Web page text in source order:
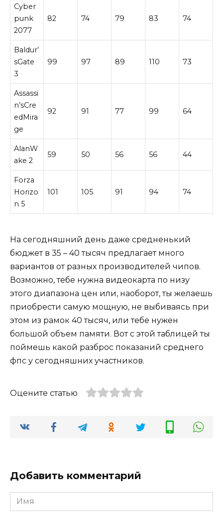
Cyber
punk
2077
82 74 79 83 74
Baldur’
sGate
3
99 97 89 110 73
Assassi
n’sCre
edMira
ge
92 91 77 99 64
AlanW
ake 2
59 50 56 56 44
Forza
Horizo
n 5
101 105 91 94 74
На сегодняшний день даже средненький
бюджет в 35 – 40 тысяч предлагает много
вариантов от разных производителей чипов.
Возможно, тебе нужна видеокарта по низу
этого диапазона цен или, наоборот, ты желаешь
приобрести самую мощную, не выбиваясь при
этом из рамок 40 тысяч, или тебе нужен
большой объем памяти. Вот с этой таблицей ты
поймешь какой разброс показаний среднего
фпс у сегодняшних участников.
Оцените статью
Добавить комментарий
Имя